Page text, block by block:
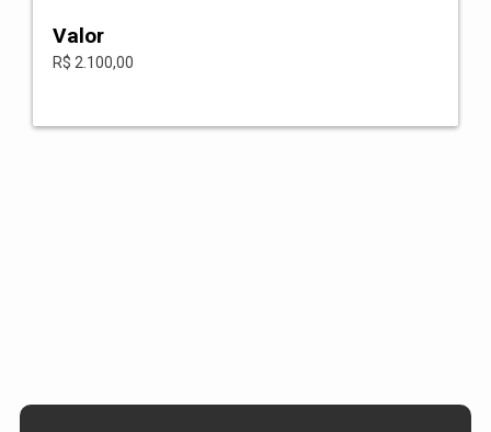
Valor
R$ 2.100,00